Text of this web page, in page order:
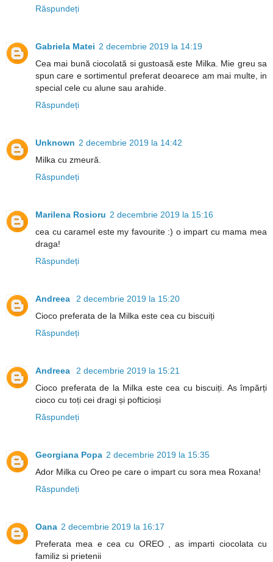
Răspundeți
Gabriela Matei 2 decembrie 2019 la 14:19
Cea mai bună ciocolată si gustoasă este Milka. Mie greu sa
spun care e sortimentul preferat deoarece am mai multe, in
special cele cu alune sau arahide.
Răspundeți
Unknown 2 decembrie 2019 la 14:42
Milka cu zmeură.
Răspundeți
Marilena Rosioru 2 decembrie 2019 la 15:16
cea cu caramel este my favourite :) o impart cu mama mea
draga!
Răspundeți
Andreea
2 decembrie 2019 la 15:20
Cioco preferata de la Milka este cea cu biscuiți
Răspundeți
Andreea
2 decembrie 2019 la 15:21
Cioco preferata de la Milka este cea cu biscuiți. As împărți
cioco cu toți cei dragi și pofticioși
Răspundeți
Georgiana Popa 2 decembrie 2019 la 15:35
Ador Milka cu Oreo pe care o impart cu sora mea Roxana!
Răspundeți
Oana 2 decembrie 2019 la 16:17
Preferata mea e cea cu OREO , as imparti ciocolata cu
familiz si prietenii